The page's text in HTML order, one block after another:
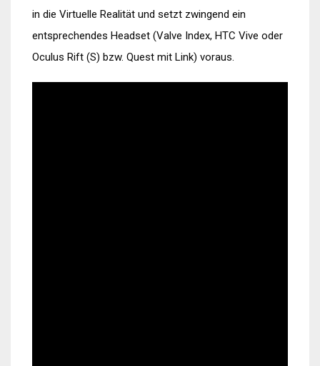
in die Virtuelle Realität und setzt zwingend ein
entsprechendes Headset (Valve Index, HTC Vive oder
Oculus Rift (S) bzw. Quest mit Link) voraus.